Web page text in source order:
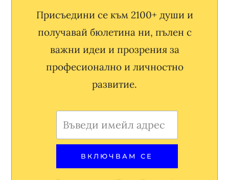
Присъедини се към 2100+ души и
получавай бюлетина ни, пълен с
важни идеи и прозрения за
професионално и личностно
развитие.